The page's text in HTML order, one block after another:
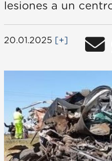
lesiones a un
20.01.2025 [+]